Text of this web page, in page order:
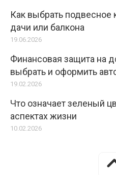
Как выбрать подвесное
дачи или балкона
19.06.2026
Финансовая защита на
выбрать и оформить
19.02.2026
Что означает зеленый
аспектах жизни
10.02.2026